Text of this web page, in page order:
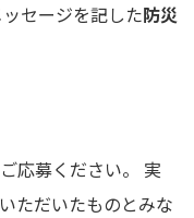
セージを記した防災
応募ください。 実
ただいたものとみな